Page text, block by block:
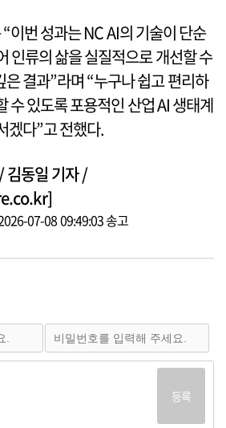
이번 성과는 NC AI의 기술이 단순
인류의 삶을 실질적으로 개선할 수
결과”라며 “누구나 쉽고 편리하
수 있도록 포용적인 산업 AI 생태계
겠다”고 전했다.
김동일 기자 /
07-08 09:49:03 송고
등록